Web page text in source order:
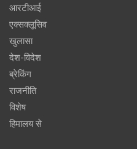
आरटीआई
एक्सक्लूसिव
खुलासा
देश-विदेश
ब्रेकिंग
राजनीति
विशेष
हिमालय से